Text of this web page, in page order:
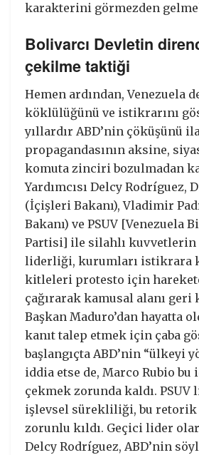
karakterini görmezden
Bolivarcı Devletin
çekilme taktiği
Hemen ardından, Venezuela
köklülüğünü ve istikrarını
yıllardır ABD’nin çöküşünü
propagandasının aksine,
komuta zinciri bozulmadan
Yardımcısı Delcy Rodríguez,
(İçişleri Bakanı), Vladimir
Bakanı) ve PSUV [Venezuela
Partisi] ile silahlı
liderliği, kurumları istikrara
kitleleri protesto için
çağırarak kamusal alanı geri
Başkan Maduro’dan hayatta
kanıt talep etmek için çaba
başlangıçta ABD’nin “ülkeyi
iddia etse de, Marco Rubio bu
çekmek zorunda kaldı.
işlevsel sürekliliği, bu
zorunlu kıldı. Geçici lider
Delcy Rodríguez, ABD’nin